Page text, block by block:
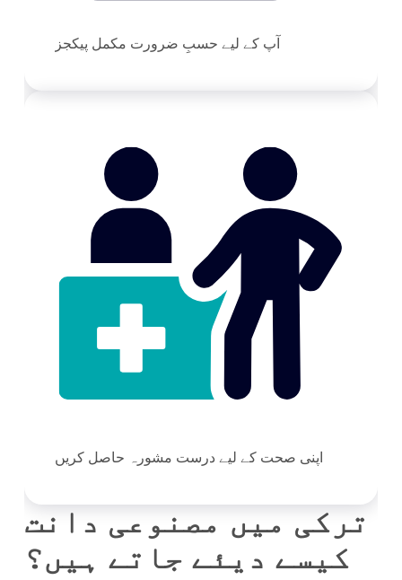
آپ کے لیے حسبِ ضرورت مکمل پیکجز
اپنی صحت کے لیے درست مشورہ حاصل کریں
ترکی میں مصنوعی دانت
کیسے دیئے جاتے ہیں؟